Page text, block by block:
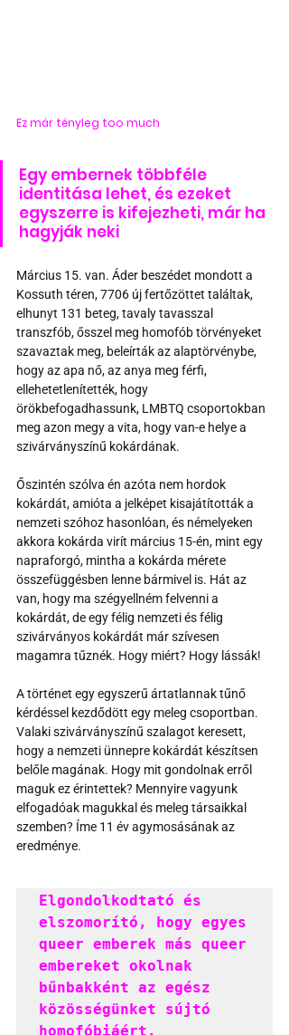
Ez már tényleg too much
Egy embernek többféle
identitása lehet, és ezeket
egyszerre is kifejezheti, már ha
hagyják neki
Március 15. van. Áder beszédet mondott a
Kossuth téren, 7706 új fertőzöttet találtak,
elhunyt 131 beteg, tavaly tavasszal
transzfób, ősszel meg homofób törvényeket
szavaztak meg, beleírták az alaptörvénybe,
hogy az apa nő, az anya meg férfi,
ellehetetlenítették, hogy
örökbefogadhassunk, LMBTQ csoportokban
meg azon megy a vita, hogy van-e helye a
szivárványszínű kokárdának.
Őszintén szólva én azóta nem hordok
kokárdát, amióta a jelképet kisajátították a
nemzeti szóhoz hasonlóan, és némelyeken
akkora kokárda virít március 15-én, mint egy
napraforgó, mintha a kokárda mérete
összefüggésben lenne bármivel is. Hát az
van, hogy ma szégyellném felvenni a
kokárdát, de egy félig nemzeti és félig
szivárványos kokárdát már szívesen
magamra tűznék. Hogy miért? Hogy lássák!
A történet egy egyszerű ártatlannak tűnő
kérdéssel kezdődött egy meleg csoportban.
Valaki szivárványszínű szalagot keresett,
hogy a nemzeti ünnepre kokárdát készítsen
belőle magának. Hogy mit gondolnak erről
maguk ez érintettek? Mennyire vagyunk
elfogadóak magukkal és meleg társaikkal
szemben? Íme 11 év agymosásának az
eredménye.
Elgondolkodtató és
elszomorító, hogy egyes
queer emberek más queer
embereket okolnak
bűnbakként az egész
közösségünket sújtó
homofóbiáért.